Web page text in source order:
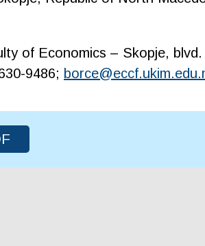
of Economics – Skopje,
9486;